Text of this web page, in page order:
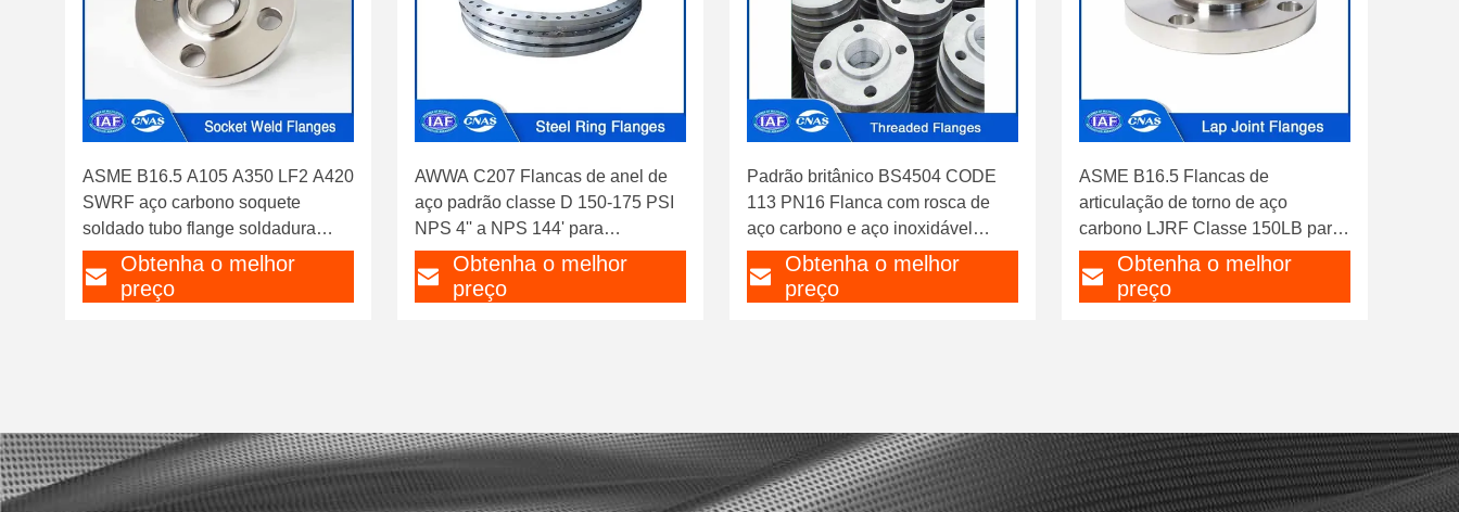
ASME B16.5 A105 A350 LF2 A420
SWRF aço carbono soquete
soldado tubo flange soldadura
classe 150 para indústria química
Obtenha o melhor
preço
AWWA C207 Flancas de anel de
aço padrão classe D 150-175 PSI
NPS 4'' a NPS 144' para
tratamento de águas residuais
Obtenha o melhor
preço
Padrão britânico BS4504 CODE
113 PN16 Flanca com rosca de
aço carbono e aço inoxidável
THRFObtenha o melhor
preço
ASME B16.5 Flancas de
articulação de torno de aço
carbono LJRF Classe 150LB para
instalações de geração de energia
Obtenha o melhor
preço